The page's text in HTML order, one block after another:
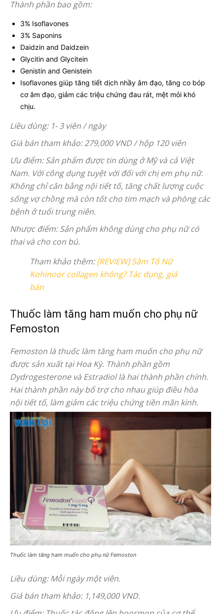
Thành phần bao gồm:
3% Isoflavones
3% Saponins
Daidzin and Daidzein
Glycitin and Glycitein
Genistin and Genistein
Isoflavones giúp tăng tiết dịch nhầy âm đạo, tăng co bóp
cơ âm đạo, giảm các triệu chứng đau rát, mệt mỏi khó
chịu.
Liều dùng: 1- 3 viên / ngày
Giá bán tham khảo: 279,000 VND / hộp 120 viên
Ưu điểm: Sản phẩm được tin dùng ở Mỹ và cả Việt
Nam. Với công dụng tuyệt vời đối với chị em phụ nữ.
Không chỉ cân bằng nội tiết tố, tăng chất lượng cuộc
sống vợ chồng mà còn tốt cho tim mạch và phòng các
bệnh ở tuổi trung niên.
Nhược điểm: Sản phẩm không dùng cho phụ nữ có
thai và cho con bú.
Tham khảo thêm:[REVIEW] Sâm Tố Nữ
Kohinoor collagen không? Tác dụng, giá
bán
Thuốc làm tăng ham muốn cho phụ nữ
Femoston
Femoston là thuốc làm tăng ham muốn cho phụ nữ
được sản xuất tại Hoa Kỳ. Thành phần gồm
Dydrogesterone và Estradiol là hai thành phần chính.
Hai thành phần này bổ trợ cho nhau giúp điều hòa
nội tiết tố, làm giảm các triệu chứng tiền mãn kinh.
Thuốc làm tăng ham muốn cho phụ nữ Femoston
Liều dùng: Mỗi ngày một viên.
Giá bán tham khảo: 1,149,000 VND.